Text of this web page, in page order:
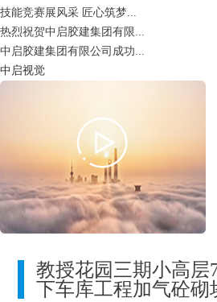
技能竞赛展风采 匠心筑梦...
热烈祝贺中启胶建集团有限...
中启胶建集团有限公司成功...
中启视觉
教授花园三期小高层
下车库工程加气砼砌